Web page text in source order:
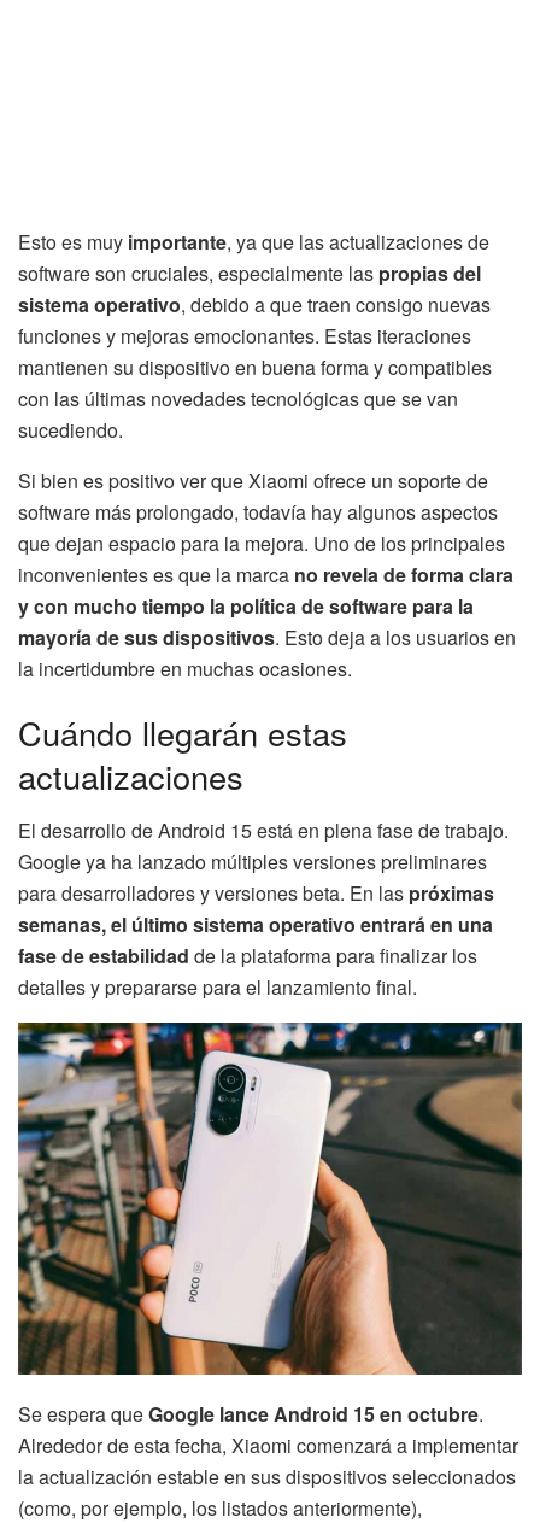
Esto es muy importante, ya que las actualizaciones de
software son cruciales, especialmente las propias del
sistema operativo, debido a que traen consigo nuevas
funciones y mejoras emocionantes. Estas iteraciones
mantienen su dispositivo en buena forma y compatibles
con las últimas novedades tecnológicas que se van
sucediendo.
Si bien es positivo ver que Xiaomi ofrece un soporte de
software más prolongado, todavía hay algunos aspectos
que dejan espacio para la mejora. Uno de los principales
inconvenientes es que la marca no revela de forma clara
y con mucho tiempo la política de software para la
mayoría de sus dispositivos. Esto deja a los usuarios en
la incertidumbre en muchas ocasiones.
Cuándo llegarán estas
actualizaciones
El desarrollo de Android 15 está en plena fase de trabajo.
Google ya ha lanzado múltiples versiones preliminares
para desarrolladores y versiones beta. En las próximas
semanas, el último sistema operativo entrará en una
fase de estabilidad de la plataforma para finalizar los
detalles y prepararse para el lanzamiento final.
Se espera queGoogle lance Android 15 en octubre.
Alrededor de esta fecha, Xiaomi comenzará a implementar
la actualización estable en sus dispositivos seleccionados
(como, por ejemplo, los listados anteriormente),